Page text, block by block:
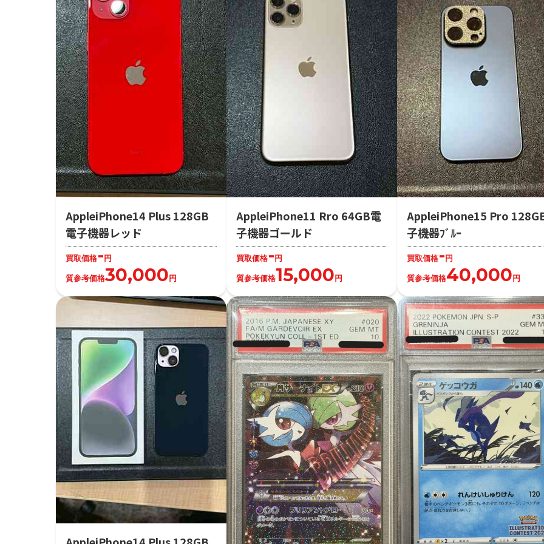
AppleiPhone14 Plus 128GB
電子機器レッド
買取価格-円
質参考価格30,000円
AppleiPhone11 Rro 64GB電
子機器ゴールド
買取価格-円
質参考価格15,000円
AppleiPhone15 Pro
子機器ﾌﾞﾙｰ
買取価格-円
質参考価格40,000円